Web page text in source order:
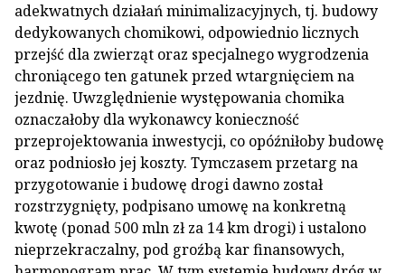
adekwatnych działań minimalizacyjnych, tj. budowy
dedykowanych chomikowi, odpowiednio licznych
przejść dla zwierząt oraz specjalnego wygrodzenia
chroniącego ten gatunek przed wtargnięciem na
jezdnię. Uwzględnienie występowania chomika
oznaczałoby dla wykonawcy konieczność
przeprojektowania inwestycji, co opóźniłoby budowę
oraz podniosło jej koszty. Tymczasem przetarg na
przygotowanie i budowę drogi dawno został
rozstrzygnięty, podpisano umowę na konkretną
kwotę (ponad 500 mln zł za 14 km drogi) i ustalono
nieprzekraczalny, pod groźbą kar finansowych,